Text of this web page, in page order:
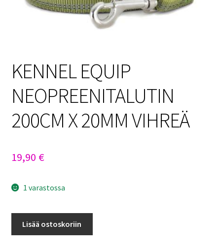
Uutisia
KENNEL EQUIP
NEOPREENITALUTIN
200CM X 20MM VIHREÄ
19,90 €
1 varastossa
Lisää ostoskoriin